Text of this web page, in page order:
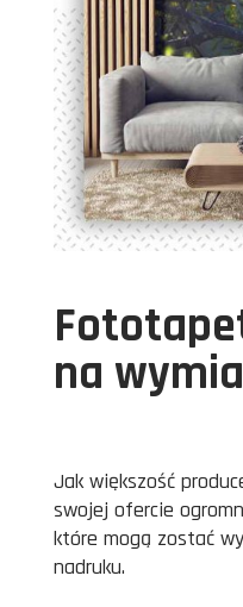
na
Jak większość
swojej ofercie
które mogą zostać
nadruku.